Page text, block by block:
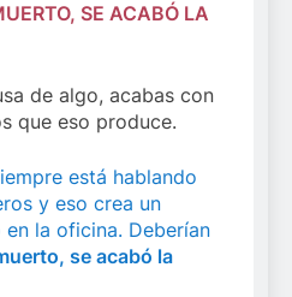
SE ACABÓ LA
de algo, acabas con
que eso produce.
está hablando
y eso crea un
la oficina. Deberían
se acabó la